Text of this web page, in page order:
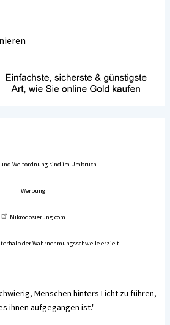
Weltordnung sind im Umbruch
Werbung
Mikrodosierung.com
der Wahrnehmungsschwelle erzielt.
Menschen hinters Licht zu führen,
ihnen aufgegangen ist."